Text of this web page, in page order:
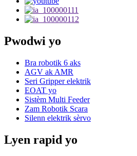
Pwodwi yo
Bra robotik 6 aks
AGV ak AMR
Seri Gripper elektrik
EOAT yo
Sistèm Multi Feeder
Zam Robotik Scara
Silenn elektrik sèrvo
Lyen rapid yo